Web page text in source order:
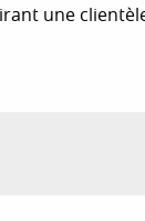
une